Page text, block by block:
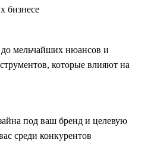
бизнесе
мельчайших нюансов и
которые влияют на
под ваш бренд и целевую
среди конкурентов